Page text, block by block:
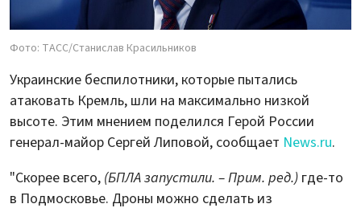
Фото: ТАСС/Станислав Красильников
Украинские беспилотники, которые пытались
атаковать Кремль, шли на максимально низкой
высоте. Этим мнением поделился Герой России
генерал-майор Сергей Липовой, сообщает News.ru.
"Скорее всего, (БПЛА запустили. – Прим. ред.) где-то
в Подмосковье. Дроны можно сделать из